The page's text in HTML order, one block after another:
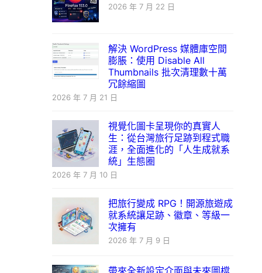
2026 年 7 月 22 日
解決 WordPress 媒體庫空間
膨脹：使用 Disable All
Thumbnails 批次清理數十萬
冗餘縮圖
2026 年 7 月 21 日
視覺化圖卡呈現你的真實人
生：從台灣旅行足跡到程式職
涯，全面進化的「人生成就系
統」生態圈
2026 年 7 月 10 日
把旅行變成 RPG！開源旅遊成
就系統讓足跡、徽章、等級一
次擁有
2026 年 7 月 9 日